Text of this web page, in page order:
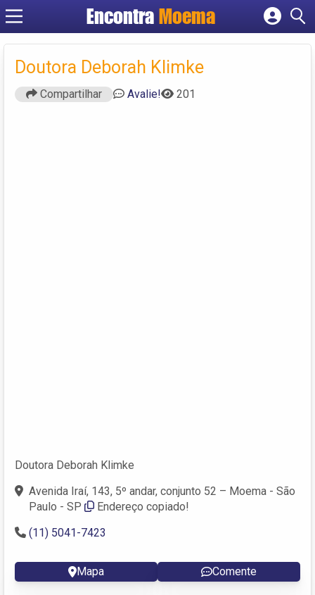
Encontra Moema
Criar conta
Doutora Deborah Klimke
Compartilhar Avalie! 201
Doutora Deborah Klimke
Avenida Iraí, 143, 5º andar, conjunto 52 – Moema - São
Paulo - SP
Endereço copiado!
(11) 5041-7423
Mapa Comente